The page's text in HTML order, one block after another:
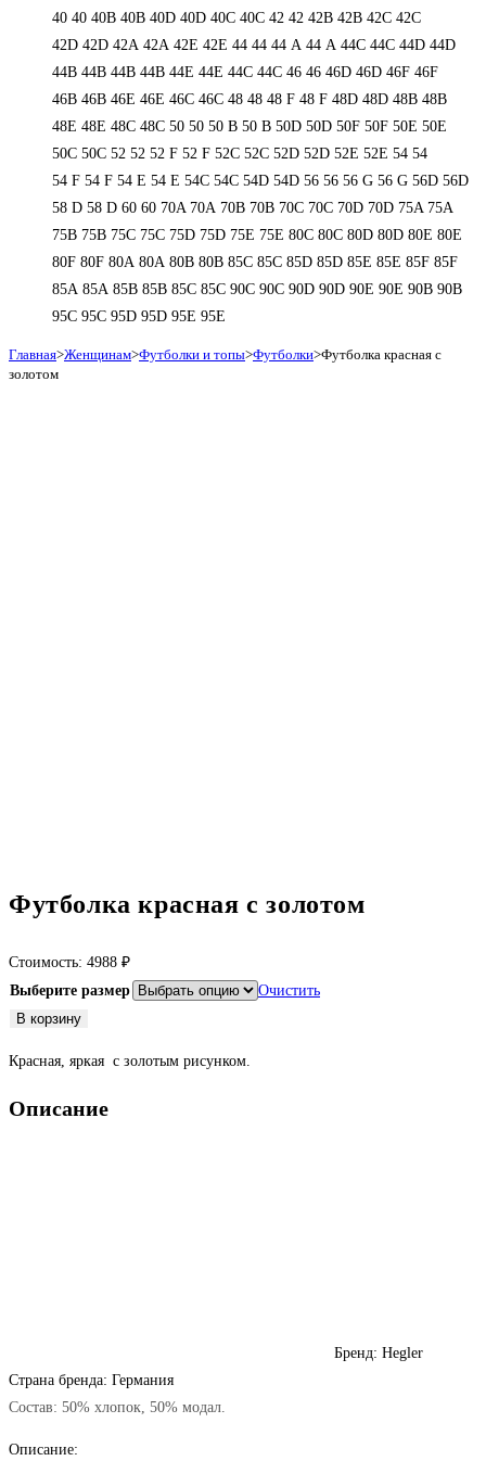
40 40 40B 40B 40D 40D 40С 40С 42 42 42B 42B 42C 42C
42D 42D 42А 42А 42Е 42Е 44 44 44 А 44 А 44C 44C 44D 44D
44В 44В 44В 44В 44Е 44Е 44С 44С 46 46 46D 46D 46F 46F
46В 46В 46Е 46Е 46С 46С 48 48 48 F 48 F 48D 48D 48В 48В
48Е 48Е 48С 48С 50 50 50 B 50 B 50D 50D 50F 50F 50Е 50Е
50С 50С 52 52 52 F 52 F 52C 52C 52D 52D 52E 52E 54 54
54 F 54 F 54 Е 54 Е 54C 54C 54D 54D 56 56 56 G 56 G 56D 56D
58 D 58 D 60 60 70A 70A 70B 70B 70C 70C 70D 70D 75A 75A
75B 75B 75C 75C 75D 75D 75E 75E 80C 80C 80D 80D 80E 80E
80F 80F 80А 80А 80В 80В 85C 85C 85D 85D 85E 85E 85F 85F
85А 85А 85В 85В 85С 85С 90C 90C 90D 90D 90E 90E 90В 90В
95C 95C 95D 95D 95E 95E
Главная>Женщинам>Футболки и топы>Футболки>Футболка красная с
золотом
Футболка красная с золотом
Стоимость: 4988 ₽
Выберите размер
Очистить
Количество
Футболка
красная
В корзину
Красная, яркая с золотым рисунком.
Описание
Бренд: Hegler
Страна бренда: Германия
Состав: 50% хлопок, 50% модал.
Описание: